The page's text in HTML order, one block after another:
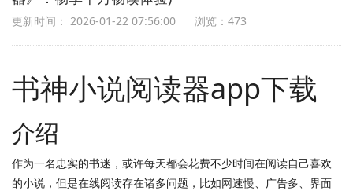
更新时间： 2026-01-22 07:56:00 浏览：473
书神小说阅读器app下载
介绍
作为一名忠实的书迷，或许每天都会花费不少时间在阅读自己喜欢
的小说，但是在线阅读存在诸多问题，比如网速慢、广告多、界面